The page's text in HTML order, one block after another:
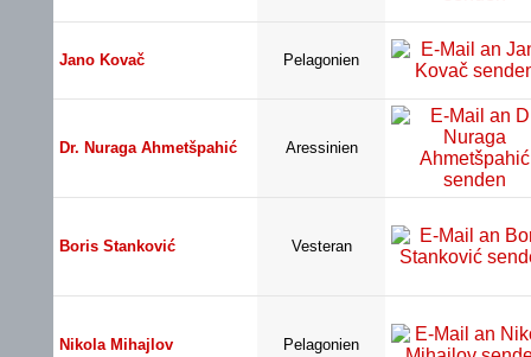
Jano Kovač Pelagonien
Dr. Nuraga Ahmetšpahić Aressinien
Boris Stanković Vesteran
Nikola Mihajlov Pelagonien